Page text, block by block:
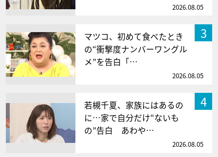
2026.08.05
3
マツコ、初めて食べたとき
の“衝撃度ナンバーワングル
メ”を告白「…
2026.08.05
4
若槻千夏、家族にはあるの
に…家で自分だけ“ないも
の”告白 あわや…
2026.08.05